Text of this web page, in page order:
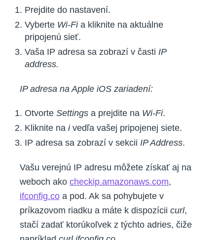
Prejdite do nastavení.
Vyberte Wi-Fia kliknite na aktuálne
pripojenú sieť.
Vaša IP adresa sa zobrazí v časti IP
address.
IP adresa na Apple iOS zariadení:
Otvorte Settings a prejdite na Wi-Fi.
Kliknite na ivedľa vašej pripojenej siete.
IP adresa sa zobrazí v sekcii IP Address.
Vašu verejnú IP adresu môžete získať aj na
weboch ako checkip.amazonaws.com,
ifconfig.co a pod. Ak sa pohybujete v
príkazovom riadku a máte k dispozícii curl,
stačí zadať ktorúkoľvek z týchto adries, čiže